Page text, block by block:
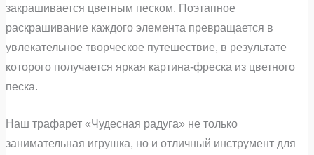
закрашивается цветным песком. Поэтапное
раскрашивание каждого элемента превращается в
увлекательное творческое путешествие, в результате
которого получается яркая картина-фреска из цветного
песка.
Наш трафарет «Чудесная радуга» не только
занимательная игрушка, но и отличный инструмент для